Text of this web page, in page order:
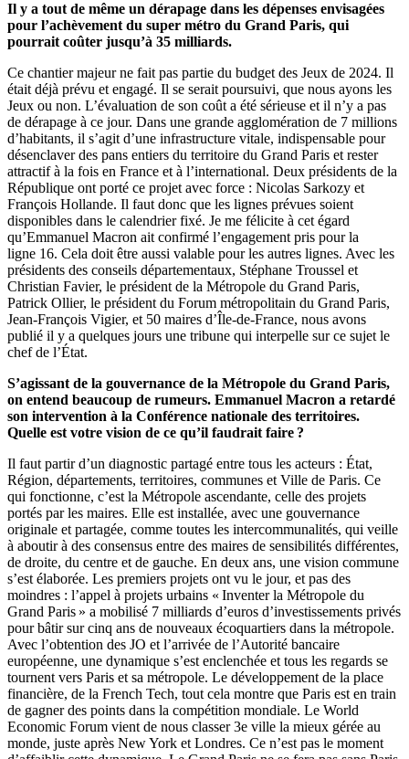
Il y a tout de même un dérapage dans les dépenses envisagées
pour l’achèvement du super métro du Grand Paris, qui
pourrait coûter jusqu’à 35 milliards.
Ce chantier majeur ne fait pas partie du budget des Jeux de 2024. Il
était déjà prévu et engagé. Il se serait poursuivi, que nous ayons les
Jeux ou non. L’évaluation de son coût a été sérieuse et il n’y a pas
de dérapage à ce jour. Dans une grande agglomération de 7 millions
d’habitants, il s’agit d’une infrastructure vitale, indispensable pour
désenclaver des pans entiers du territoire du Grand Paris et rester
attractif à la fois en France et à l’international. Deux présidents de la
République ont porté ce projet avec force : Nicolas Sarkozy et
François Hollande. Il faut donc que les lignes prévues soient
disponibles dans le calendrier fixé. Je me félicite à cet égard
qu’Emmanuel Macron ait confirmé l’engagement pris pour la
ligne 16. Cela doit être aussi valable pour les autres lignes. Avec les
présidents des conseils départementaux, Stéphane Troussel et
Christian Favier, le président de la Métropole du Grand Paris,
Patrick Ollier, le président du Forum métropolitain du Grand Paris,
Jean-François Vigier, et 50 maires d’Île-de-France, nous avons
publié il y a quelques jours une tribune qui interpelle sur ce sujet le
chef de l’État.
S’agissant de la gouvernance de la Métropole du Grand Paris,
on entend beaucoup de rumeurs. Emmanuel Macron a retardé
son intervention à la Conférence nationale des territoires.
Quelle est votre vision de ce qu’il faudrait faire ?
Il faut partir d’un diagnostic partagé entre tous les acteurs : État,
Région, départements, territoires, communes et Ville de Paris. Ce
qui fonctionne, c’est la Métropole ascendante, celle des projets
portés par les maires. Elle est installée, avec une gouvernance
originale et partagée, comme toutes les intercommunalités, qui veille
à aboutir à des consensus entre des maires de sensibilités différentes,
de droite, du centre et de gauche. En deux ans, une vision commune
s’est élaborée. Les premiers projets ont vu le jour, et pas des
moindres : l’appel à projets urbains « Inventer la Métropole du
Grand Paris » a mobilisé 7 milliards d’euros d’investissements privés
pour bâtir sur cinq ans de nouveaux écoquartiers dans la métropole.
Avec l’obtention des JO et l’arrivée de l’Autorité bancaire
européenne, une dynamique s’est enclenchée et tous les regards se
tournent vers Paris et sa métropole. Le développement de la place
financière, de la French Tech, tout cela montre que Paris est en train
de gagner des points dans la compétition mondiale. Le World
Economic Forum vient de nous classer 3e ville la mieux gérée au
monde, juste après New York et Londres. Ce n’est pas le moment